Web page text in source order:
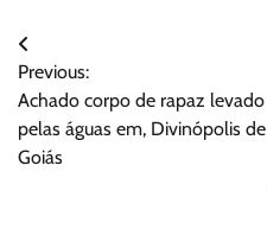
Navegação
de
Post
Previous:
Achado corpo de rapaz levado
pelas águas em, Divinópolis de
Goiás